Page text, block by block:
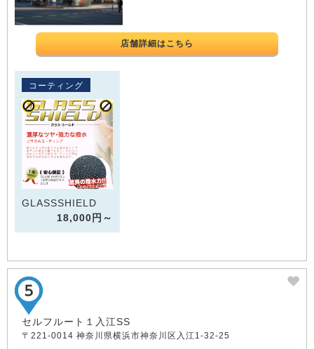
店舗詳細はこちら
コーティング
GLASSSHIELD
18,000円～
セルフルート１入江SS
〒221-0014 神奈川県横浜市神奈川区入江1-32-25